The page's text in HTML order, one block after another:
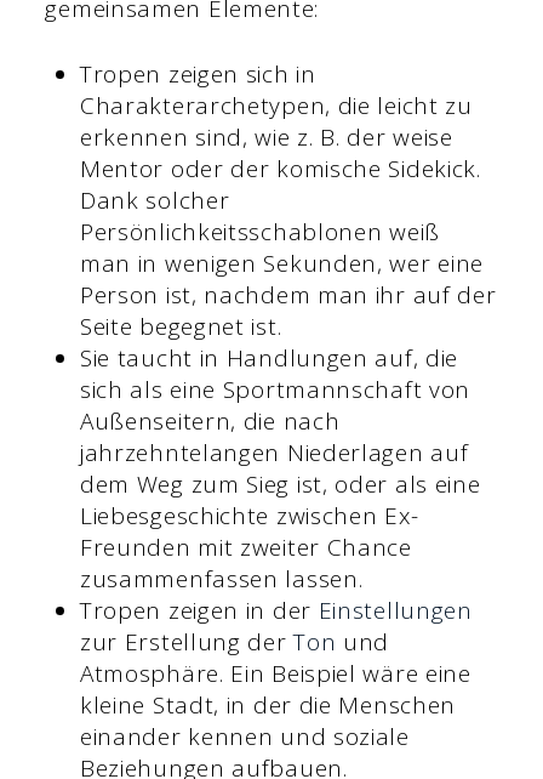
gemeinsamen Elemente:
Tropen zeigen sich in
Charakterarchetypen, die leicht zu
erkennen sind, wie z. B. der weise
Mentor oder der komische Sidekick.
Dank solcher
Persönlichkeitsschablonen weiß
man in wenigen Sekunden, wer eine
Person ist, nachdem man ihr auf der
Seite begegnet ist.
Sie taucht in Handlungen auf, die
sich als eine Sportmannschaft von
Außenseitern, die nach
jahrzehntelangen Niederlagen auf
dem Weg zum Sieg ist, oder als eine
Liebesgeschichte zwischen Ex-
Freunden mit zweiter Chance
zusammenfassen lassen.
Tropen zeigen in der Einstellungen
zur Erstellung derTon und
Atmosphäre. Ein Beispiel wäre eine
kleine Stadt, in der die Menschen
einander kennen und soziale
Beziehungen aufbauen.